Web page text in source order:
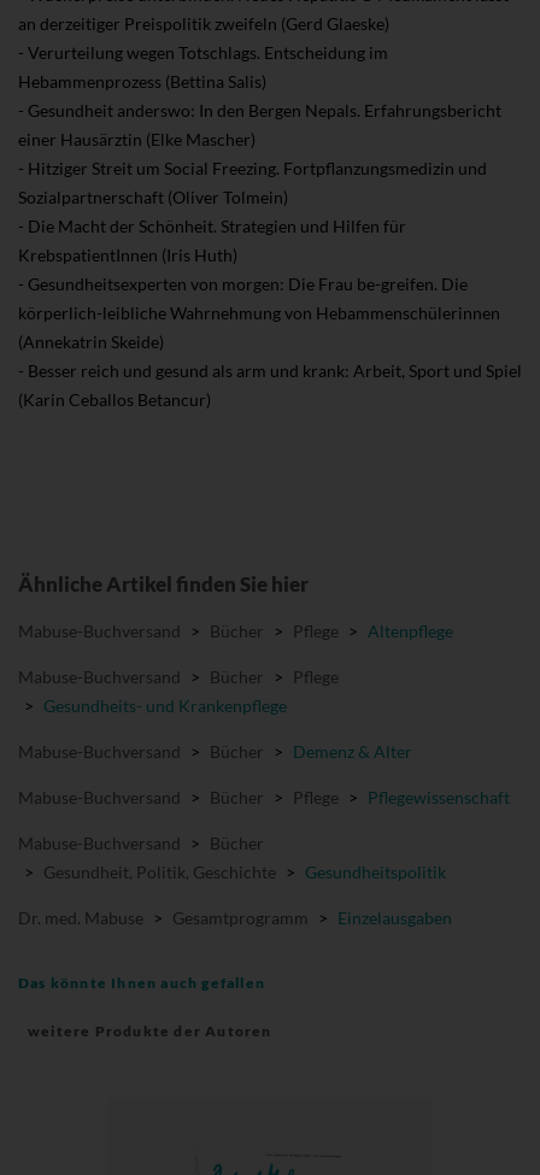
an derzeitiger Preispolitik zweifeln (Gerd Glaeske)
- Verurteilung wegen Totschlags. Entscheidung im
Hebammenprozess (Bettina Salis)
- Gesundheit anderswo: In den Bergen Nepals. Erfahrungsbericht
einer Hausärztin (Elke Mascher)
- Hitziger Streit um Social Freezing. Fortpflanzungsmedizin und
Sozialpartnerschaft (Oliver Tolmein)
- Die Macht der Schönheit. Strategien und Hilfen für
KrebspatientInnen (Iris Huth)
- Gesundheitsexperten von morgen: Die Frau be-greifen. Die
körperlich-leibliche Wahrnehmung von Hebammenschülerinnen
(Annekatrin Skeide)
- Besser reich und gesund als arm und krank: Arbeit, Sport und Spiel
(Karin Ceballos Betancur)
Ähnliche Artikel finden Sie hier
Mabuse-Buchversand > Bücher > Pflege > Altenpflege
Mabuse-Buchversand > Bücher >
Pflege
> Gesundheits- und Krankenpflege
Mabuse-Buchversand > Bücher > Demenz & Alter
Mabuse-Buchversand > Bücher > Pflege > Pflegewissenschaft
Mabuse-Buchversand > Bücher
> Gesundheit, Politik, Geschichte > Gesundheitspolitik
Dr. med. Mabuse > Gesamtprogramm > Einzelausgaben
Das könnte Ihnen auch gefallen
weitere Produkte der Autoren